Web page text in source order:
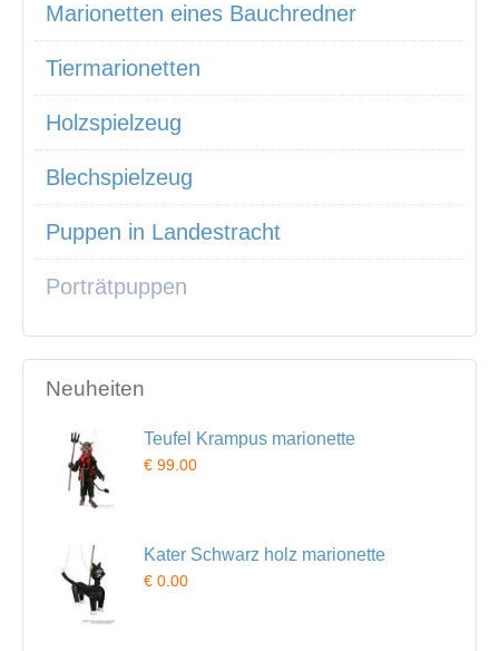
Marionetten eines Bauchredner
Tiermarionetten
Holzspielzeug
Blechspielzeug
Puppen in Landestracht
Porträtpuppen
Neuheiten
Teufel Krampus marionette
€ 99.00
Kater Schwarz holz marionette
€ 0.00